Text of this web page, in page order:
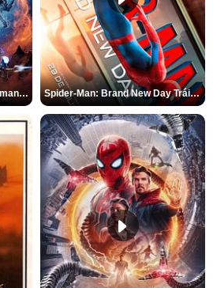
Ant-Man y la Avispa: Quantumanía Tráiler (2) Spider-Man: Brand New Day Tráiler (3)